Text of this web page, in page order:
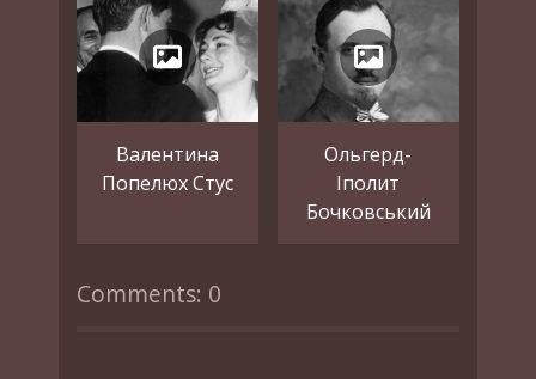
Валентина
Попелюх Стус
Ольгерд-
Іполит
Бочковський
Comments: 0